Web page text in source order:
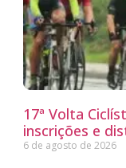
17ª Volta
inscrições e
6 de agosto de 2026